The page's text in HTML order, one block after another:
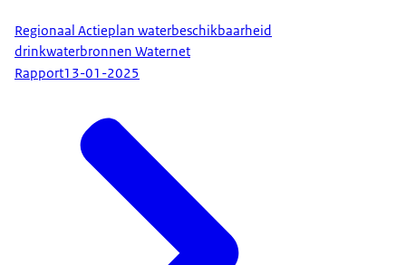
Regionaal Actieplan waterbeschikbaarheid
drinkwaterbronnen Waternet
Rapport13-01-2025